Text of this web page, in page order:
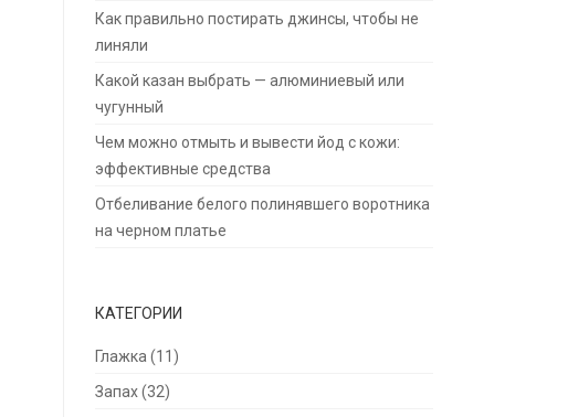
Как правильно постирать джинсы, чтобы не
линяли
Какой казан выбрать — алюминиевый или
чугунный
Чем можно отмыть и вывести йод с кожи:
эффективные средства
Отбеливание белого полинявшего воротника
на черном платье
КАТЕГОРИИ
Глажка (11)
Запах(32)